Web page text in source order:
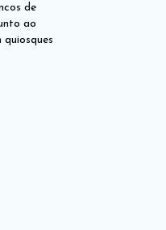
de
ao